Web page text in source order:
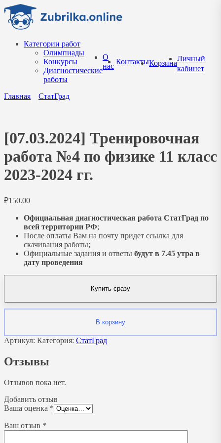
Перейти
содержанию
Категории работ
Олимпиады
Конкурсы
Диагностические
работы
О
нас
КонтактыКорзина
Личный
кабинет
Главная СтатГрад
[07.03.2024] Тренировочная
работа №4 по физике 11 класс
2023-2024 гг.
₽150.00
Официальная диагностическая работа СтатГрад по
всей территории РФ;
После оплаты Вам на почту придет ссылка для
скачивания работы;
Официальные задания и ответы будут в 7.45 утра в
дату проведения
Купить сразу
В корзину
Артикул: Категория: СтатГрад
Отзывы
Отзывов пока нет.
Добавить отзыв
Ваша оценка *
Ваш отзыв *